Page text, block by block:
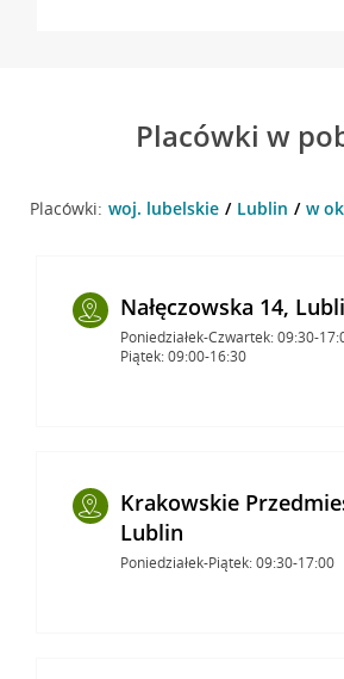
Placówki w
Placówki: woj. lubelskie Lublin w
Nałęczowska 14,
Poniedziałek-Czwartek: 09:30-
Piątek: 09:00-16:30
Krakowskie
Lublin
Poniedziałek-Piątek: 09:30-17:00